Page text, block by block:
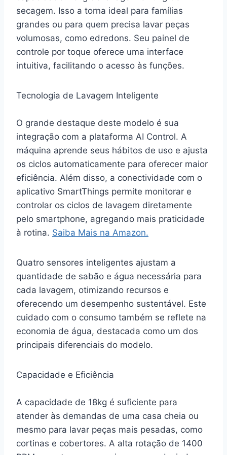
secagem. Isso a torna ideal para famílias
grandes ou para quem precisa lavar peças
volumosas, como edredons. Seu painel de
controle por toque oferece uma interface
intuitiva, facilitando o acesso às funções.
Tecnologia de Lavagem Inteligente
O grande destaque deste modelo é sua
integração com a plataforma AI Control. A
máquina aprende seus hábitos de uso e ajusta
os ciclos automaticamente para oferecer maior
eficiência. Além disso, a conectividade com o
aplicativo SmartThings permite monitorar e
controlar os ciclos de lavagem diretamente
pelo smartphone, agregando mais praticidade
à rotina. Saiba Mais na Amazon.
Quatro sensores inteligentes ajustam a
quantidade de sabão e água necessária para
cada lavagem, otimizando recursos e
oferecendo um desempenho sustentável. Este
cuidado com o consumo também se reflete na
economia de água, destacada como um dos
principais diferenciais do modelo.
Capacidade e Eficiência
A capacidade de 18kg é suficiente para
atender às demandas de uma casa cheia ou
mesmo para lavar peças mais pesadas, como
cortinas e cobertores. A alta rotação de 1400